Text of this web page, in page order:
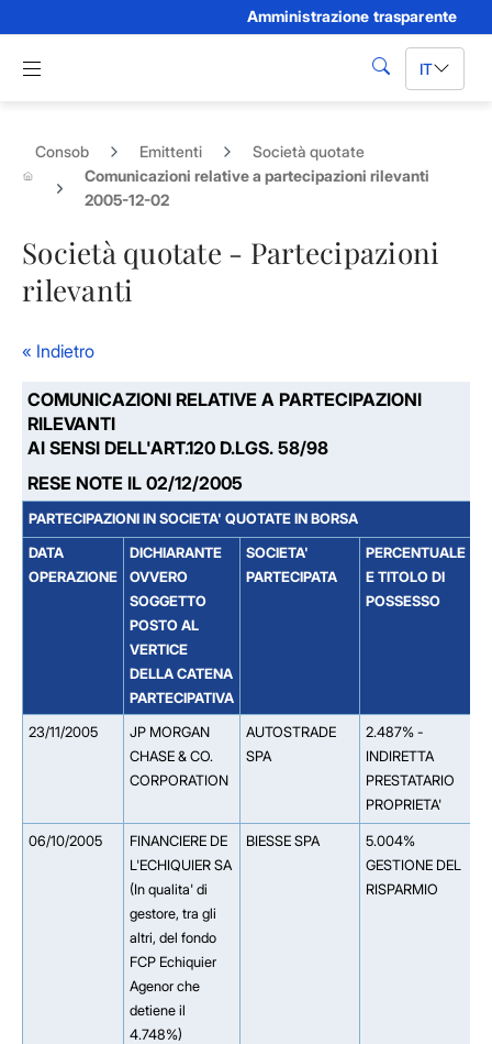
Amministrazione trasparente
Apri menu di navigazione
cerca IT
Consob Emittenti
Società quotate
Comunicazioni relative a partecipazioni rilevanti
2005-12-02
Società quotate - Partecipazioni
rilevanti
« Indietro
COMUNICAZIONI RELATIVE A PARTECIPAZIONI
RILEVANTI
AI SENSI DELL'ART.120 D.LGS. 58/98
RESE NOTE IL 02/12/2005
PARTECIPAZIONI IN SOCIETA' QUOTATE IN BORSA
DATA
OPERAZIONE
DICHIARANTE
OVVERO
SOGGETTO
POSTO AL
VERTICE
DELLA CATENA
PARTECIPATIVA
SOCIETA'
PARTECIPATA
PERCENTUALE
E TITOLO DI
POSSESSO
23/11/2005
JP MORGAN
CHASE & CO.
CORPORATION
AUTOSTRADE
SPA
2.487% -
INDIRETTA
PRESTATARIO
PROPRIETA'
06/10/2005
FINANCIERE DE
L'ECHIQUIER SA
(In qualita' di
gestore, tra gli
altri, del fondo
FCP Echiquier
Agenor che
detiene il
4.748%)
BIESSE SPA
5.004%
GESTIONE DEL
RISPARMIO